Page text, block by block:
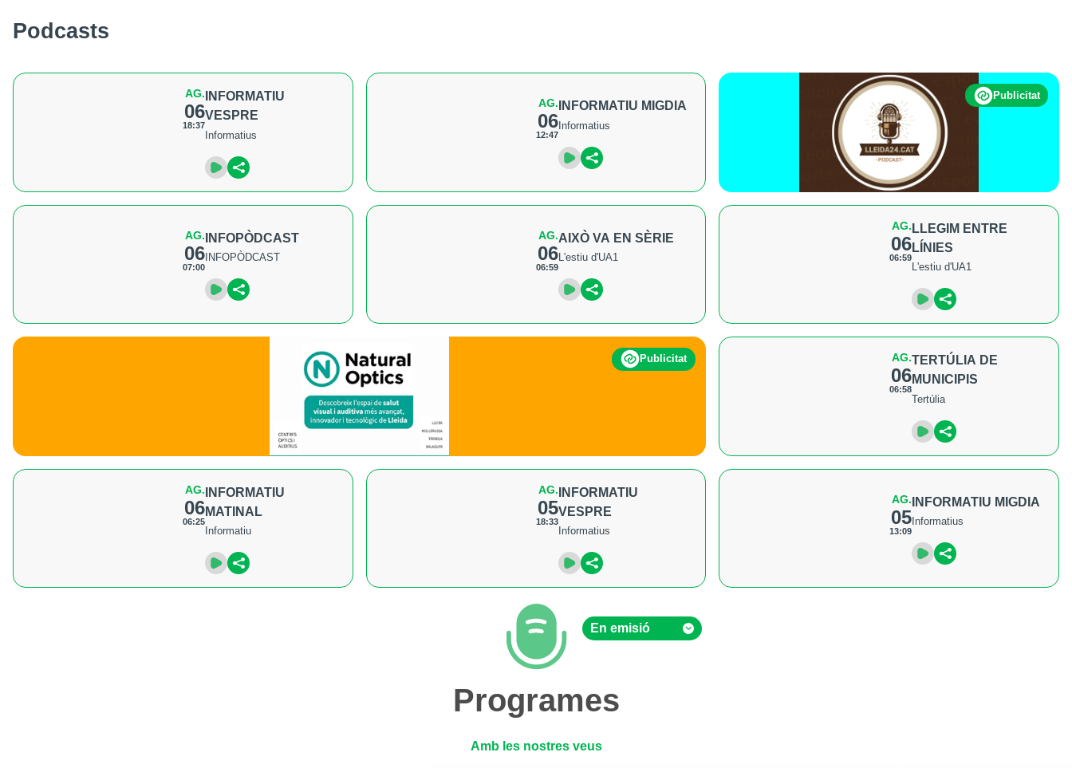
Podcasts
AG.
06
18:37
INFORMATIU
VESPRE
Informatius
AG.
06
12:47
INFORMATIU MIGDIA
Informatius
Publicitat
AG.
06
07:00
INFOPÒDCAST
INFOPÒDCAST
AG.
06
06:59
AIXÒ VA EN SÈRIE
L'estiu d'UA1
AG.
06
06:59
LLEGIM ENTRE
LÍNIES
L'estiu d'UA1
Publicitat AG.
06
06:58
TERTÚLIA DE
MUNICIPIS
Tertúlia
AG.
06
06:25
INFORMATIU
MATINAL
Informatiu
AG.
05
18:33
INFORMATIU
VESPRE
Informatius
AG.
05
13:09
INFORMATIU MIGDIA
Informatius
Programes
Amb les nostres veus
En emisió
Hemeroteca